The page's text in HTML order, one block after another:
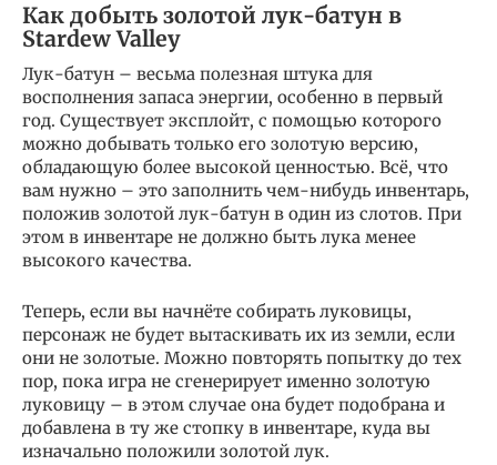
Как добыть золотой лук-батун в
Stardew Valley
Лук-батун – весьма полезная штука для
восполнения запаса энергии, особенно в первый
год. Существует эксплойт, с помощью которого
можно добывать только его золотую версию,
обладающую более высокой ценностью. Всё, что
вам нужно – это заполнить чем-нибудь инвентарь,
положив золотой лук-батун в один из слотов. При
этом в инвентаре не должно быть лука менее
высокого качества.
Теперь, если вы начнёте собирать луковицы,
персонаж не будет вытаскивать их из земли, если
они не золотые. Можно повторять попытку до тех
пор, пока игра не сгенерирует именно золотую
луковицу – в этом случае она будет подобрана и
добавлена в ту же стопку в инвентаре, куда вы
изначально положили золотой лук.